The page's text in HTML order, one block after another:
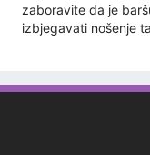
zaboravite da je
izbjegavati nošenje